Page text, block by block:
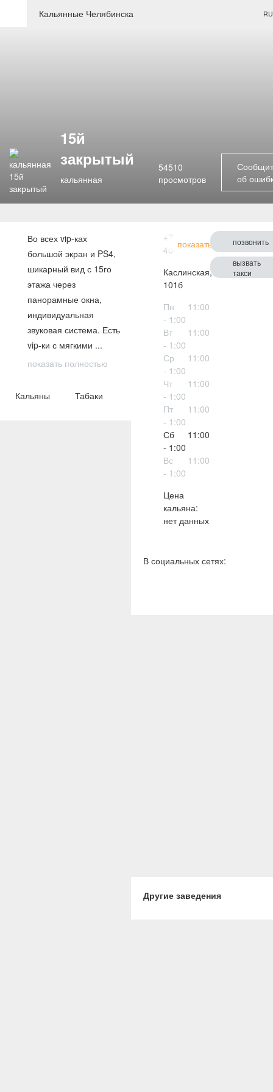
Кальянные Челябинска RU
15й
закрытый
кальянная
54510
просмотров
об
Во всех vip-ках
большой экран и PS4,
шикарный вид с 15го
этажа через
панорамные окна,
индивидуальная
звуковая система. Есть
vip-ки с мягкими ...
показать полностью
Кальяны Табаки
+7 351 776-
40-69
показать
Каслинская,
101б
Пн
11:00
- 1:00
Вт
11:00
- 1:00
Ср
11:00
- 1:00
Чт
11:00
- 1:00
Пт
11:00
- 1:00
Сб
11:00
- 1:00
Вс
11:00
- 1:00
Цена
кальяна:
нет данных
В социальных сетях:
позвонить
вызвать
такси
Другие заведения